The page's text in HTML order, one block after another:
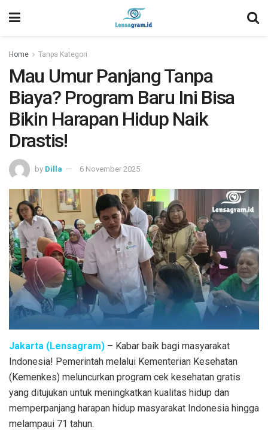
Home Tanpa Kategori
Mau Umur Panjang Tanpa
Biaya? Program Baru Ini Bisa
Bikin Harapan Hidup Naik
Drastis!
by Dilla 6 November 2025
Jakarta (Lensagram) – Kabar baik bagi masyarakat
Indonesia! Pemerintah melalui Kementerian Kesehatan
(Kemenkes) meluncurkan program cek kesehatan gratis
yang ditujukan untuk meningkatkan kualitas hidup dan
memperpanjang harapan hidup masyarakat Indonesia hingga
melampaui 71 tahun.